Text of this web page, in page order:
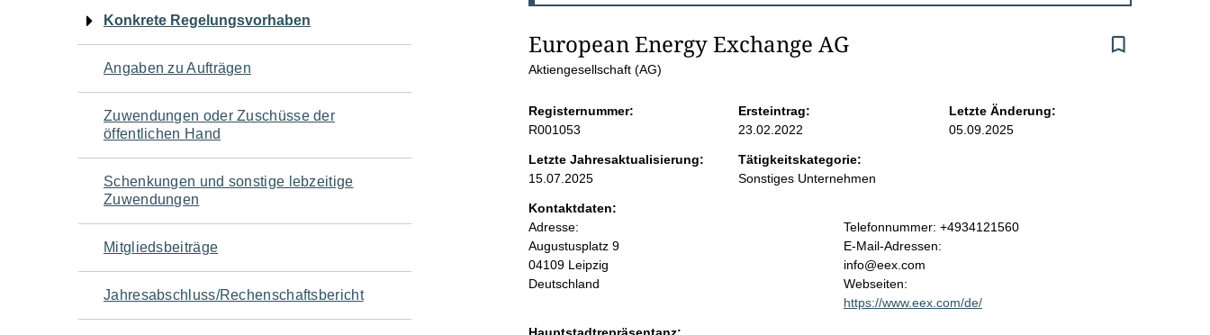
Seiteninhalt
Konkrete Regelungsvorhaben
Angaben zu Aufträgen
Zuwendungen oder Zuschüsse der
öffentlichen Hand
Schenkungen und sonstige lebzeitige
Zuwendungen
Mitgliedsbeiträge
Jahresabschluss/Rechenschaftsbericht
e
n
i
n
h
a
European Energy Exchange AG
Aktiengesellschaft (AG)
Registernummer:
R001053
Ersteintrag:
23.02.2022
Letzte Änderung:
05.09.2025
Letzte Jahresaktualisierung:
15.07.2025
Tätigkeitskategorie:
Sonstiges Unternehmen
Kontaktdaten:
Adresse:
Augustusplatz 9
04109 Leipzig
Deutschland
K
o
n
t
a
Telefonnummer: +4934121560
E-Mail-Adressen:
info@eex.com
Webseiten:
https://www.eex.com/de/
Hauptstadtrepräsentanz: